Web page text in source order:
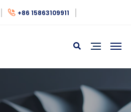
+86 15863109911